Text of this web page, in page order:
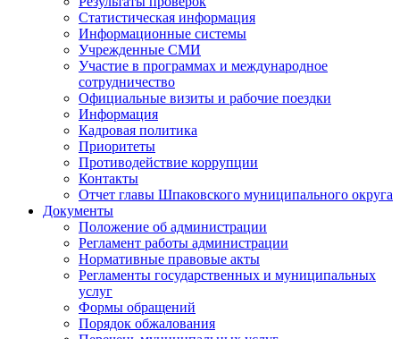
Статистическая информация
Информационные системы
Учрежденные СМИ
Участие в программах и международное
сотрудничество
Официальные визиты и рабочие поездки
Информация
Кадровая политика
Приоритеты
Противодействие коррупции
Контакты
Отчет главы Шпаковского муниципального округа
Документы
Положение об администрации
Регламент работы администрации
Нормативные правовые акты
Регламенты государственных и муниципальных
услуг
Формы обращений
Порядок обжалования